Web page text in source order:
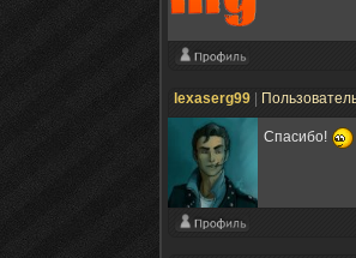
lexaserg99
Спасибо!